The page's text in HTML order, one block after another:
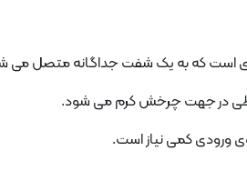
است که به یک شفت جداگانه متصل می
در جهت چرخش کرم می شود.
ورودی کمی نیاز است.